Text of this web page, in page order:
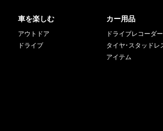
車を楽しむ
アウトドア
ドライブ
カー用品
ドライブレコーダー
タイヤ･スタッドレ
アイテム